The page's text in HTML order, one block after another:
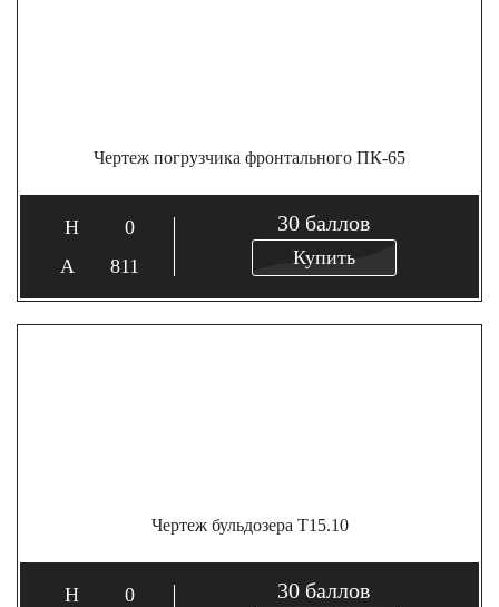
Чертеж погрузчика фронтального ПК-65
0
811
30 баллов
Купить
Чертеж бульдозера Т15.10
0
30 баллов